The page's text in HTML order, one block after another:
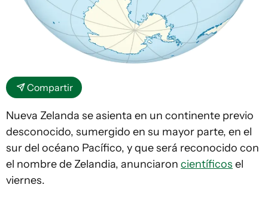
Compartir
Nueva Zelanda se asienta en un continente previo
desconocido, sumergido en su mayor parte, en el
sur del océano Pacífico, y que será reconocido con
el nombre de Zelandia, anunciaron científicos el
viernes.